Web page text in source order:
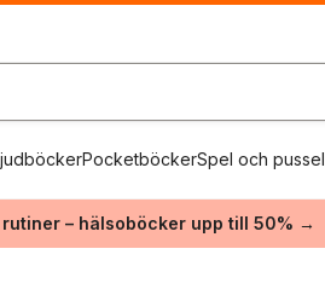
PocketböckerSpel och pussel
– hälsoböcker upp till 50% →